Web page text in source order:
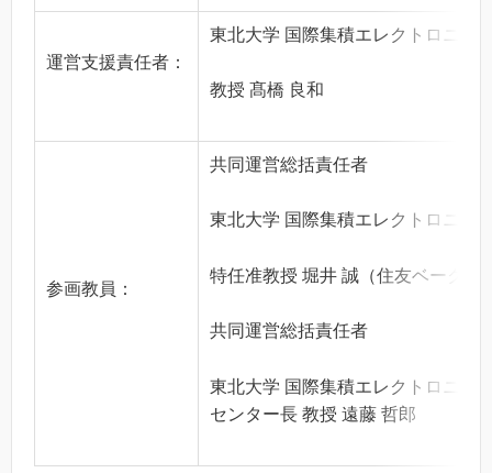
運営支援責任者：
東北大学 国際集積エレクトロニク
教授 髙橋 良和
参画教員：
共同運営総括責任者
東北大学 国際集積エレクトロニク
特任准教授 堀井 誠（住友ベークラ
共同運営総括責任者
東北大学 国際集積エレクトロニク
センター長 教授 遠藤 哲郎